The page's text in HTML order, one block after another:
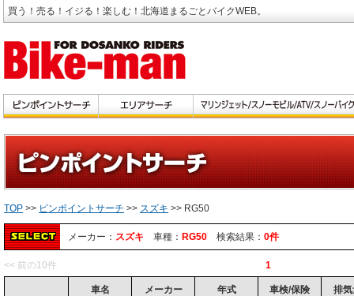
買う！売る！イジる！楽しむ！北海道まるごとバイクWEB。
TOP >> ピンポイントサーチ >> スズキ >> RG50
メーカー： スズキ 車種： RG50 検索結果： 0件
<< 前の10件 1
車名 メーカー 年式 車検/保険 排